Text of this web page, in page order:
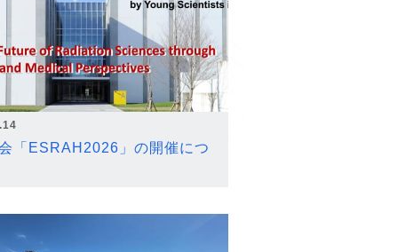
「ESRAH2026」の開催につ